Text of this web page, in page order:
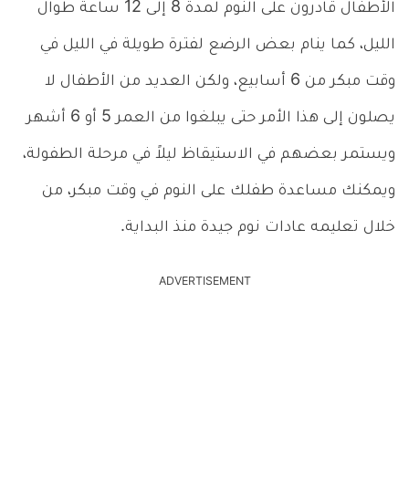
الأطفال قادرون على النوم لمدة 8 إلى 12 ساعة طوال
الليل، كما ينام بعض الرضع لفترة طويلة في الليل في
وقت مبكر من 6 أسابيع، ولكن العديد من الأطفال لا
يصلون إلى هذا الأمر حتى يبلغوا من العمر 5 أو 6 أشهر
ويستمر بعضهم في الاستيقاظ ليلاً في مرحلة الطفولة،
ويمكنك مساعدة طفلك على النوم في وقت مبكر، من
خلال تعليمه عادات نوم جيدة منذ البداية.
ADVERTISEMENT